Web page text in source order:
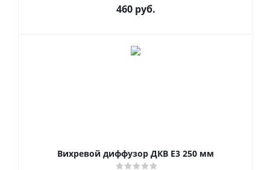
460руб.
Вихревой диффузор ДКВ Е3 250 мм